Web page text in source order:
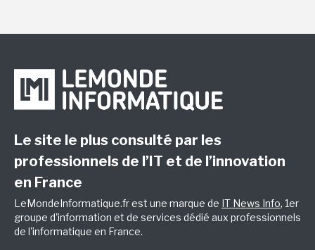
Le site le plus consulté par les
professionnels de l’IT et de l’innovation
en France
LeMondeInformatique.fr est une marque de IT News Info, 1er
groupe d'information et de services dédié aux professionnels
de l'informatique en France.